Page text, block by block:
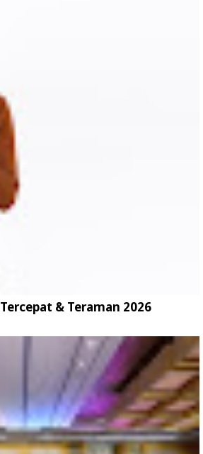
& Teraman 2026